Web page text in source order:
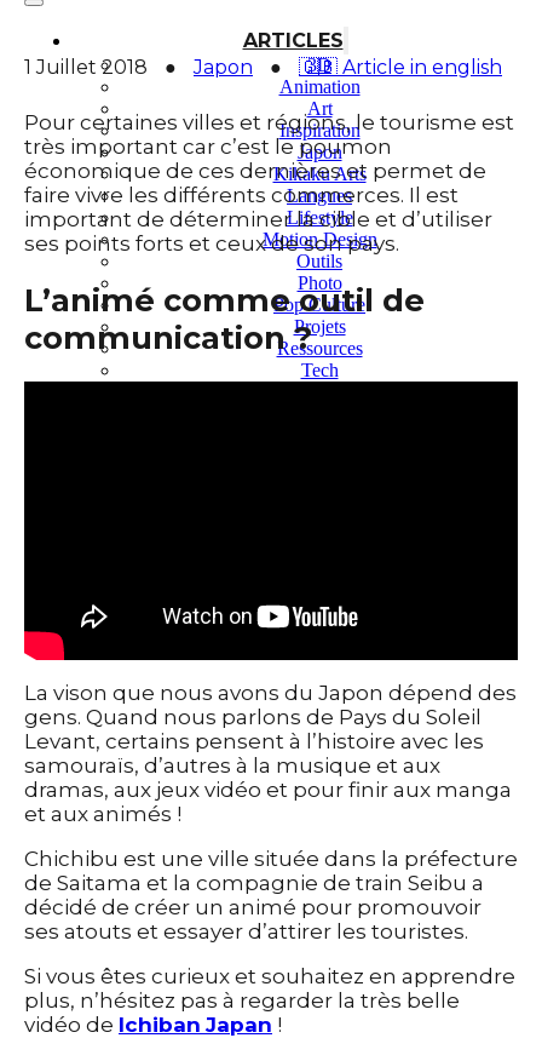
ARTICLES
3D
Animation
Art
Inspiration
Japon
Kikaku Arts
Langues
Lifestyle
Motion Design
Outils
Photo
Pop Culture
Projets
Ressources
Tech
À PROPOS
1 Juillet 2018 ● Japon ● 🇬🇧 Article in english
Pour certaines villes et régions, le tourisme est
très important car c’est le poumon
économique de ces dernières et permet de
faire vivre les différents commerces. Il est
important de déterminer la cible et d’utiliser
ses points forts et ceux de son pays.
L’animé comme outil de
communication ?
La vison que nous avons du Japon dépend des
gens. Quand nous parlons de Pays du Soleil
Levant, certains pensent à l’histoire avec les
samouraïs, d’autres à la musique et aux
dramas, aux jeux vidéo et pour finir aux manga
et aux animés !
Chichibu est une ville située dans la préfecture
de Saitama et la compagnie de train Seibu a
décidé de créer un animé pour promouvoir
ses atouts et essayer d’attirer les touristes.
Si vous êtes curieux et souhaitez en apprendre
plus, n’hésitez pas à regarder la très belle
vidéo de Ichiban Japan !